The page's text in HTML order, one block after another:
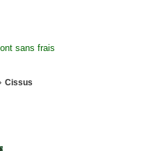
sans frais
Cissus